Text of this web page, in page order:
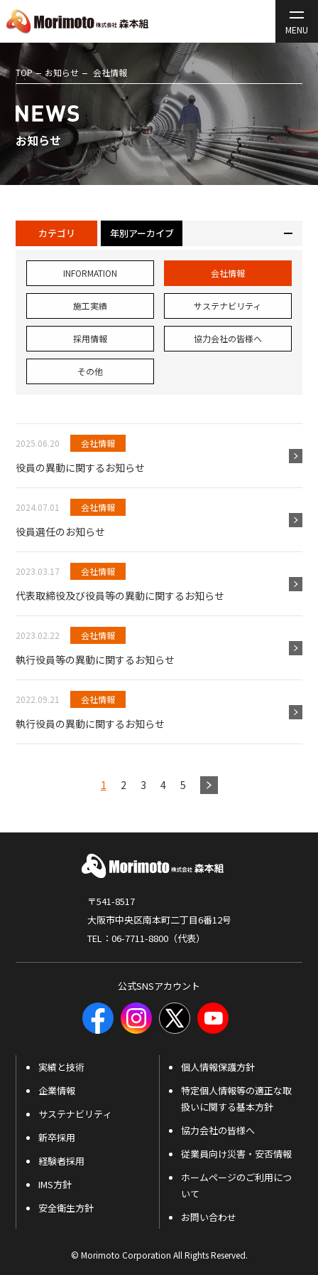
TOP お知らせ 会社情報
お知らせ
カテゴリ 年別アーカイブ
INFORMATION 会社情報
施工実績 サステナビリティ
採用情報 協力会社の皆様へ
その他
2025.06.20 会社情報
役員の異動に関するお知らせ
2024.07.01 会社情報
役員選任のお知らせ
2023.03.17 会社情報
代表取締役及び役員等の異動に関するお知らせ
2023.02.22 会社情報
執行役員等の異動に関するお知らせ
2022.09.21 会社情報
執行役員の異動に関するお知らせ
1 2 3 4 5
〒541-8517
大阪市中央区南本町二丁目6番12号
TEL：06-7711-8800（代表）
公式SNSアカウント
実績と技術
企業情報
サステナビリティ
新卒採用
経験者採用
IMS方針
安全衛生方針
個人情報保護方針
特定個人情報等の適正な取
扱いに関する基本方針
協力会社の皆様へ
従業員向け災害・安否情報
ホームページのご利用につ
いて
お問い合わせ
© Morimoto Corporation All Rights Reserved.